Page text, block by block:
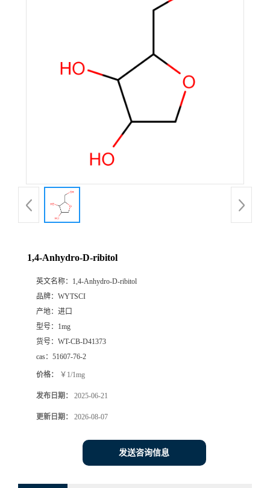
1,4-Anhydro-D-ribitol
英文名称： 1,4-Anhydro-D-ribitol
品牌： WYTSCI
产地： 进口
型号： 1mg
货号： WT-CB-D41373
cas： 51607-76-2
价格： ￥1/1mg
发布日期： 2025-06-21
更新日期： 2026-08-07
发送咨询信息